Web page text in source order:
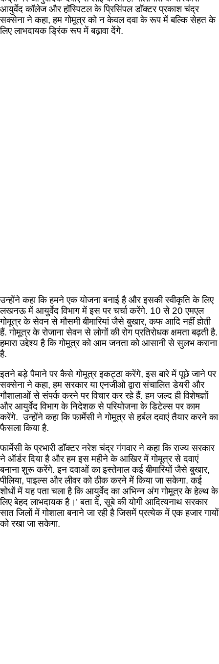
आयुर्वेद कॉलेज और हॉस्पिटल के प्रिसिंपल डॉक्टर प्रकाश चंद्र
सक्सेना ने कहा, हम गोमूत्र को न केवल दवा के रूप में बल्कि सेहत के
लिए लाभदायक ड्रिंक रूप में बढ़ावा देंगे.
उन्होंने कहा कि हमने एक योजना बनाई है और इसकी स्वीकृति के लिए
लखनऊ में आयुर्वेद विभाग में इस पर चर्चा करेंगे. 10 से 20 एमएल
गोमूत्र के सेवन से मौसमी बीमारियां जैसे बुखार, कफ आदि नहीं होती
हैं. गोमूत्र के रोजाना सेवन से लोगों की रोग प्रतिरोधक क्षमता बढ़ती है.
हमारा उद्देश्य है कि गोमूत्र को आम जनता को आसानी से सुलभ कराना
है.
इतने बड़े पैमाने पर कैसे गोमूत्र इकट्ठा करेंगे, इस बारे में पूछे जाने पर
सक्सेना ने कहा, हम सरकार या एनजीओ द्वारा संचालित डेयरी और
गौशालाओं से संपर्क करने पर विचार कर रहे हैं. हम जल्द ही विशेषज्ञों
और आयुर्वेद विभाग के निदेशक से परियोजना के डिटेल्स पर काम
करेंगे. उन्होंने कहा कि फार्मेसी ने गोमूत्र से हर्बल दवाएं तैयार करने का
फैसला किया है.
फार्मेसी के प्रभारी डॉक्टर नरेश चंद्र गंगवार ने कहा कि राज्य सरकार
ने ऑर्डर दिया है और हम इस महीने के आखिर में गोमूत्र से दवाएं
बनाना शुरू करेंगे. इन दवाओं का इस्तेमाल कई बीमारियों जैसे बुखार,
पीलिया, पाइल्स और लीवर को ठीक करने में किया जा सकेगा. कई
शोधों में यह पता चला है कि आयुर्वेद का अभिन्न अंग गोमूत्र के हेल्थ के
लिए बेहद लाभदायक है।’ बता दें, सूबे की योगी आदित्यनाथ सरकार
सात जिलों में गोशाला बनाने जा रही है जिसमें प्रत्येक में एक हजार गायों
को रखा जा सकेगा.